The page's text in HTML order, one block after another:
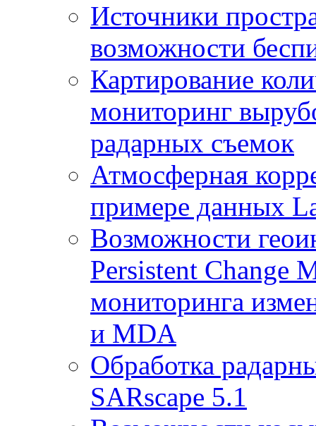
Источники
возможности
Картирование
мониторинг
радарных съемок
Атмосферная
примере данных
Возможности
Persistent Change
мониторинга
и MDA
Обработка
SARscape 5.1